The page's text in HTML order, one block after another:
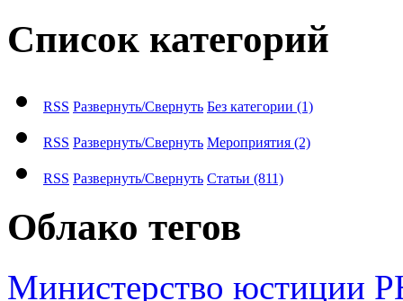
Список категорий
RSS Развернуть/Свернуть Без категории (1)
RSS Развернуть/Свернуть Мероприятия (2)
RSS Развернуть/Свернуть Статьи (811)
Облако тегов
М​и​н​и​с​т​е​р​с​т​в​о​ ​ю​с​т​и​ц​и​и​